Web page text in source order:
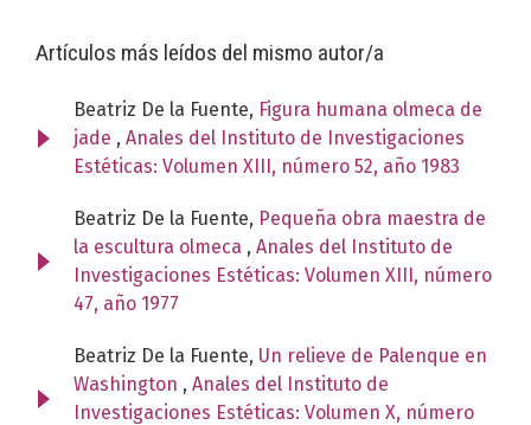
Artículos más leídos del mismo autor/a
Beatriz De la Fuente, Figura humana olmeca de
jade , Anales del Instituto de Investigaciones
Estéticas: Volumen XIII, número 52, año 1983
Beatriz De la Fuente, Pequeña obra maestra de
la escultura olmeca , Anales del Instituto de
Investigaciones Estéticas: Volumen XIII, número
47, año 1977
Beatriz De la Fuente, Un relieve de Palenque en
Washington , Anales del Instituto de
Investigaciones Estéticas: Volumen X, número